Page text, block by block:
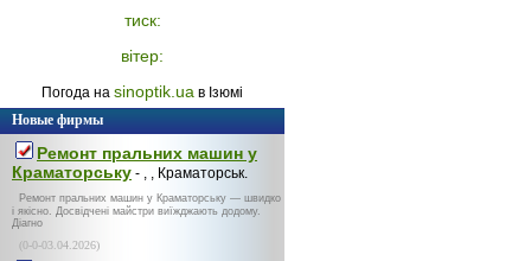
тиск:
вітер:
Погода на sinoptik.ua в Ізюмі
Новые фирмы
Ремонт пральних машин у
Краматорську - , , Краматорськ.
Ремонт пральних машин у Краматорську — швидко
і якісно. Досвідчені майстри виїжджають додому.
Діагно
(0-0-03.04.2026)